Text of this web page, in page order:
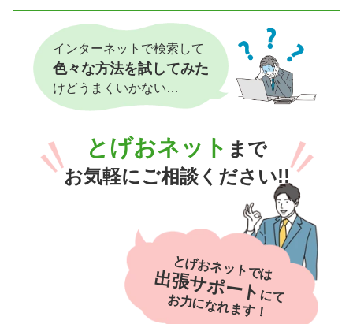
インターネットで検索して
色々な方法を試してみた
けどうまくいかない…
とげおネット まで
お気軽にご相談ください!!
とげおネットでは
出張サポートにて
お力になれます！